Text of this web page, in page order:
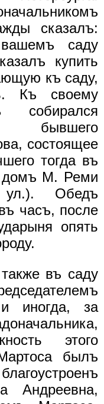
сказалъ:
саду
купить
къ саду,
Къ своему
собирался
бывшего
состоящее
тогда въ
домъ М. Реми
Обедъ
часъ, после
опять
въ саду
и иногда, за
этого
былъ
Андреевна,